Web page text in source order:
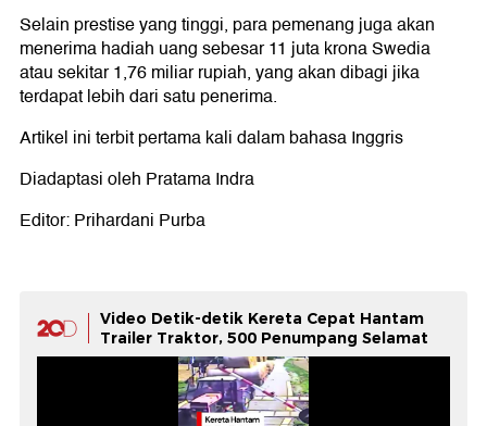
Selain prestise yang tinggi, para pemenang juga akan
menerima hadiah uang sebesar 11 juta krona Swedia
atau sekitar 1,76 miliar rupiah, yang akan dibagi jika
terdapat lebih dari satu penerima.
Artikel ini terbit pertama kali dalam bahasa Inggris
Diadaptasi oleh Pratama Indra
Editor: Prihardani Purba
Video Detik-detik Kereta Cepat Hantam
Trailer Traktor, 500 Penumpang Selamat